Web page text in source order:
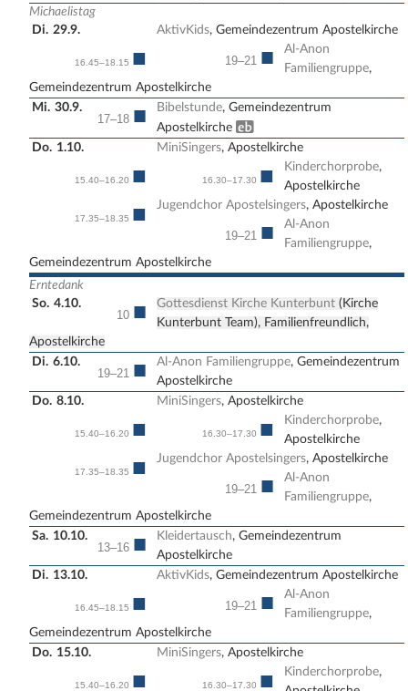
Michaelistag
Di. 29.9.
16.45–18.15 ■
AktivKids, Gemeindezentrum Apostelkirche
19–21 ■
Al-Anon
Familiengruppe,
Gemeindezentrum Apostelkirche
Mi. 30.9.
17–18 ■ Bibelstunde, Gemeindezentrum
Apostelkirche Erwachsenenbildung
Do. 1.10.
15.40–16.20 ■
MiniSingers, Apostelkirche
16.30–17.30 ■ Kinderchorprobe,
Apostelkirche
17.35–18.35 ■ Jugendchor Apostelsingers, Apostelkirche
19–21 ■
Al-Anon
Familiengruppe,
Gemeindezentrum Apostelkirche
Erntedank
So. 4.10.
10 ■ Gottesdienst Kirche Kunterbunt (Kirche
Kunterbunt Team), Familienfreundlich,
Apostelkirche
Di. 6.10.
19–21 ■ Al-Anon Familiengruppe, Gemeindezentrum
Apostelkirche
Do. 8.10.
15.40–16.20 ■
MiniSingers, Apostelkirche
16.30–17.30 ■ Kinderchorprobe,
Apostelkirche
17.35–18.35 ■ Jugendchor Apostelsingers, Apostelkirche
19–21 ■
Al-Anon
Familiengruppe,
Gemeindezentrum Apostelkirche
Sa. 10.10.
13–16 ■ Kleidertausch, Gemeindezentrum
Apostelkirche
Di. 13.10.
16.45–18.15 ■
AktivKids, Gemeindezentrum Apostelkirche
19–21 ■
Al-Anon
Familiengruppe,
Gemeindezentrum Apostelkirche
Do. 15.10.
15.40–16.20 ■
MiniSingers, Apostelkirche
16.30–17.30 ■ Kinderchorprobe,